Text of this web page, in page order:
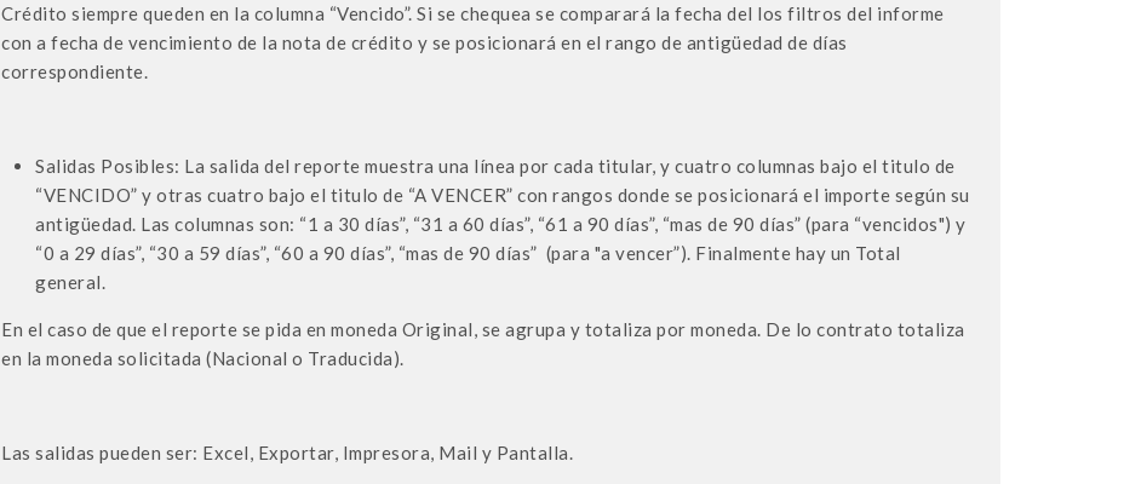
Crédito siempre queden en la columna “Vencido”. Si se chequea se comparará la fecha del los filtros del informe
con a fecha de vencimiento de la nota de crédito y se posicionará en el rango de antigüedad de días
correspondiente.
Salidas Posibles: La salida del reporte muestra una línea por cada titular, y cuatro columnas bajo el titulo de
“VENCIDO” y otras cuatro bajo el titulo de “A VENCER” con rangos donde se posicionará el importe según su
antigüedad. Las columnas son: “1 a 30 días”, “31 a 60 días”, “61 a 90 días”, “mas de 90 días” (para “vencidos") y
“0 a 29 días”, “30 a 59 días”, “60 a 90 días”, “mas de 90 días” (para "a vencer”). Finalmente hay un Total
general.
En el caso de que el reporte se pida en moneda Original, se agrupa y totaliza por moneda. De lo contrato totaliza
en la moneda solicitada (Nacional o Traducida).
Las salidas pueden ser: Excel, Exportar, Impresora, Mail y Pantalla.